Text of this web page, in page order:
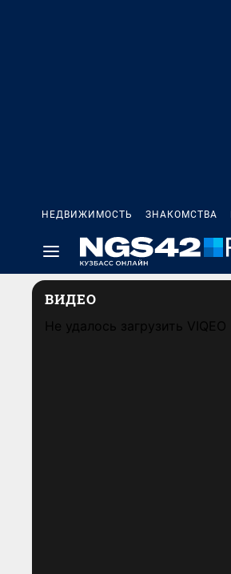
НЕДВИЖИМОСТЬ ЗНАКОМСТВА
ВИДЕО
Не удалось загрузить VIQEO